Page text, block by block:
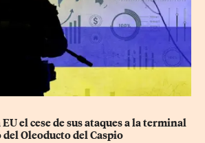
el cese de sus ataques a la terminal
Oleoducto del Caspio